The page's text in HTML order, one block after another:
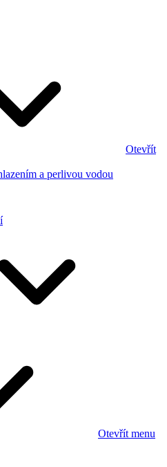
Otevřít
a perlivou vodou
Otevřít menu